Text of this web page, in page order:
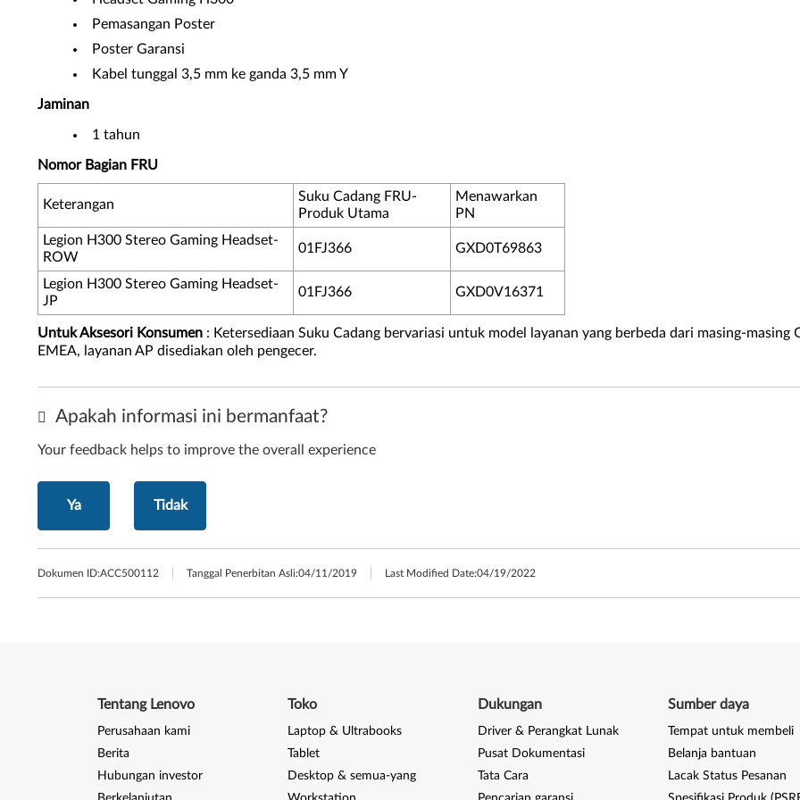
Pemasangan Poster
Poster Garansi
Kabel tunggal 3,5 mm ke ganda 3,5 mm Y
Jaminan
1 tahun
Nomor Bagian FRU
Keterangan
Suku Cadang FRU-
Produk Utama
Menawarkan
PN
Legion H300 Stereo Gaming Headset-
ROW
01FJ366 GXD0T69863
Legion H300 Stereo Gaming Headset-
JP
01FJ366 GXD0V16371
Untuk Aksesori Konsumen : Ketersediaan Suku Cadang bervariasi untuk model layanan yang berbeda dari masing-masing
EMEA, layanan AP disediakan oleh pengecer.
Apakah informasi ini bermanfaat?
Your feedback helps to improve the overall experience
Ya Tidak
Dokumen ID:ACC500112 Tanggal Penerbitan Asli:04/11/2019 Last Modified Date:04/19/2022
Tentang Lenovo
Perusahaan kami
Berita
Hubungan investor
Toko
Laptop & Ultrabooks
Tablet
Desktop & semua-yang
Dukungan
Driver & Perangkat Lunak
Pusat Dokumentasi
Tata Cara
Sumber daya
Tempat untuk membeli
Belanja bantuan
Lacak Status Pesanan